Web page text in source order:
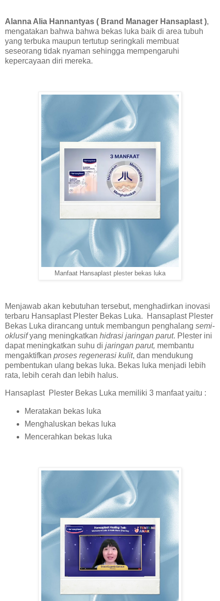
Alanna Alia Hannantyas ( Brand Manager Hansaplast ),
mengatakan bahwa bahwa bekas luka baik di area tubuh
yang terbuka maupun tertutup seringkali membuat
seseorang tidak nyaman sehingga mempengaruhi
kepercayaan diri mereka.
Manfaat Hansaplast plester bekas luka
Menjawab akan kebutuhan tersebut, menghadirkan inovasi
terbaru Hansaplast Plester Bekas Luka. Hansaplast Plester
Bekas Luka dirancang untuk membangun penghalang semi-
oklusifyang meningkatkan hidrasi jaringan parut. Plester ini
dapat meningkatkan suhu di jaringan parut, membantu
mengaktifkan proses regenerasi kulit, dan mendukung
pembentukan ulang bekas luka. Bekas luka menjadi lebih
rata, lebih cerah dan lebih halus.
Hansaplast Plester Bekas Luka memiliki 3 manfaat yaitu :
Meratakan bekas luka
Menghaluskan bekas luka
Mencerahkan bekas luka